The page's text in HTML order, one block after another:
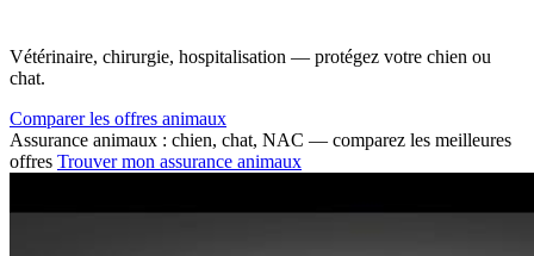
Vétérinaire, chirurgie, hospitalisation — protégez votre chien ou
chat.
Comparer les offres animaux
Assurance animaux : chien, chat, NAC — comparez les meilleures
offres Trouver mon assurance animaux